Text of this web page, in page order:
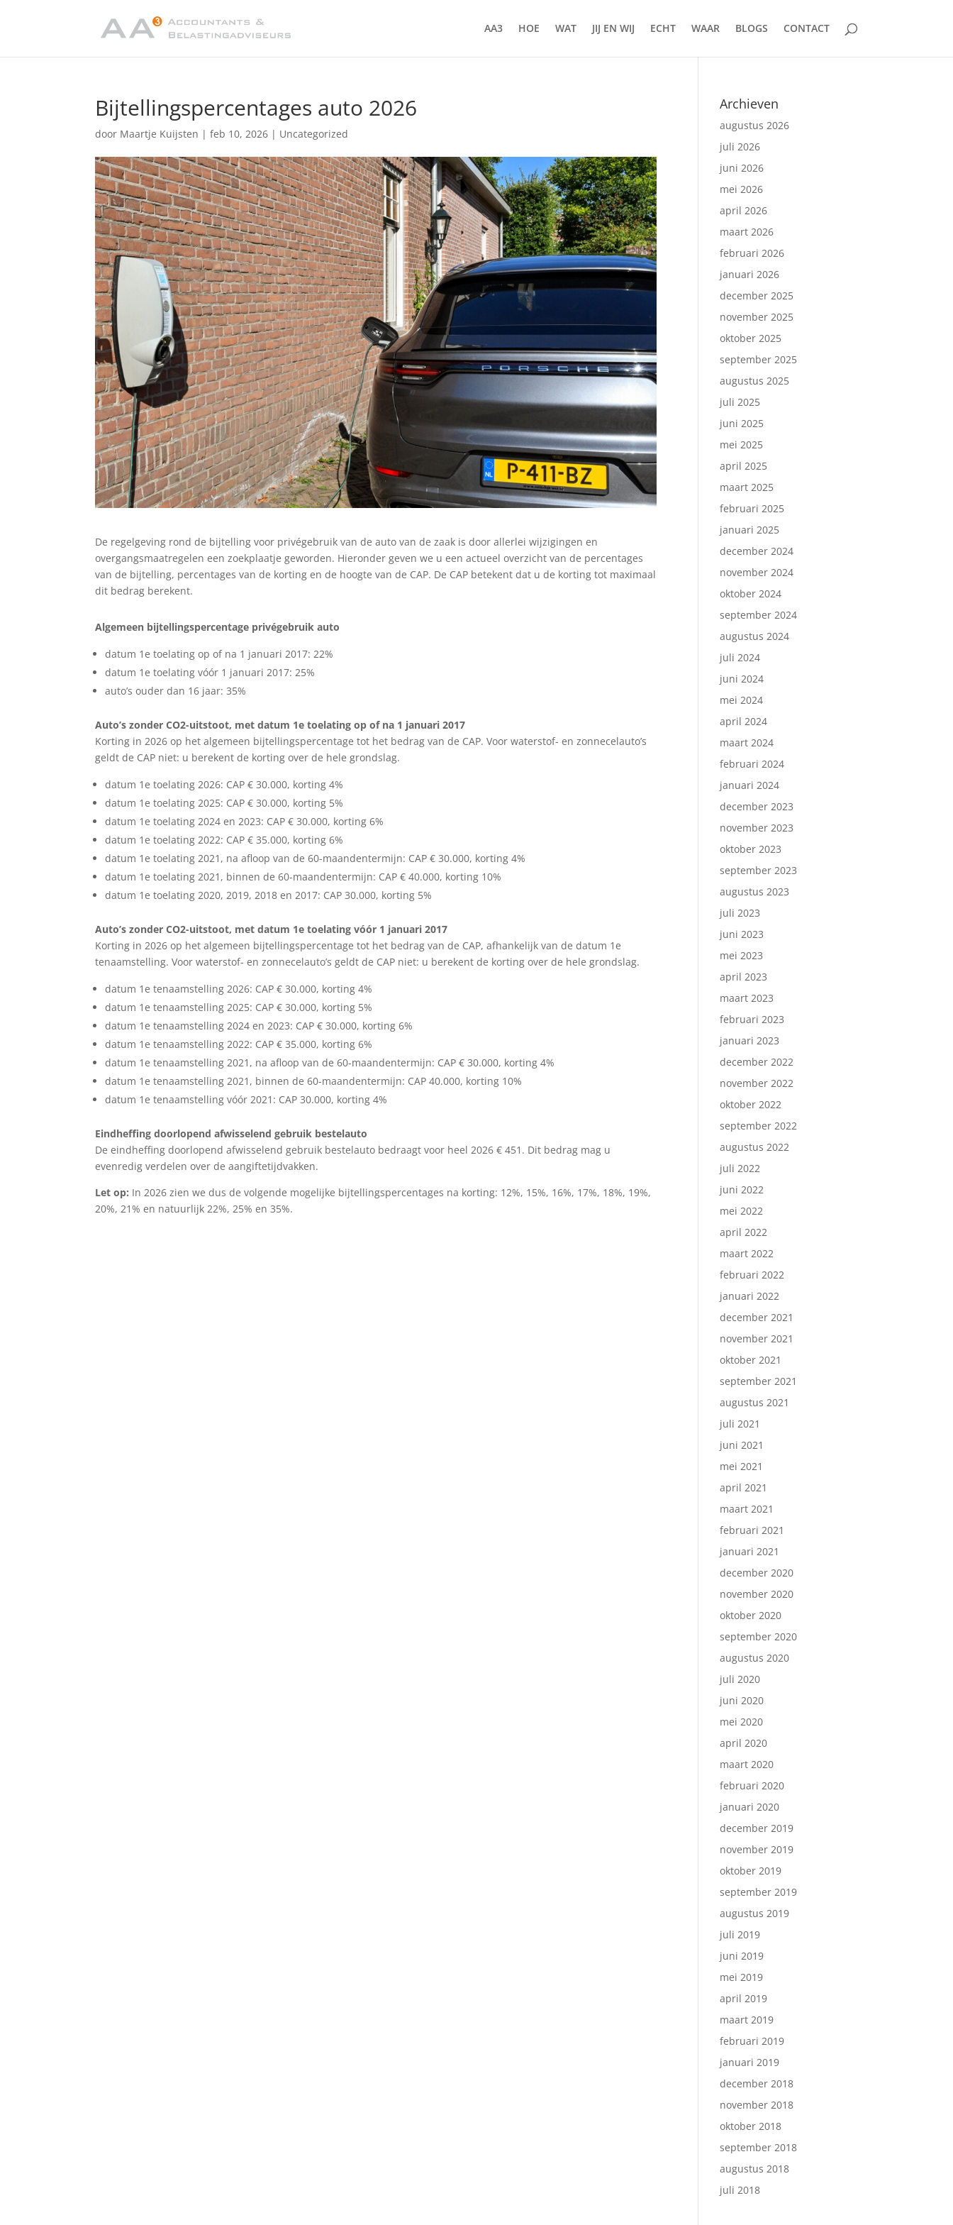
AA3 HOE WAT JIJ EN WIJ ECHT WAAR BLOGS CONTACT
Bijtellingspercentages auto 2026
door Maartje Kuijsten |feb 10, 2026 | Uncategorized
De regelgeving rond de bijtelling voor privégebruik van de auto van de zaak is door allerlei wijzigingen en
overgangsmaatregelen een zoekplaatje geworden. Hieronder geven we u een actueel overzicht van de percentages
van de bijtelling, percentages van de korting en de hoogte van de CAP. De CAP betekent dat u de korting tot maximaal
dit bedrag berekent.
Algemeen bijtellingspercentage privégebruik auto
datum 1e toelating op of na 1 januari 2017: 22%
datum 1e toelating vóór 1 januari 2017: 25%
auto’s ouder dan 16 jaar: 35%
Auto’s zonder CO2-uitstoot, met datum 1e toelating op of na 1 januari 2017
Korting in 2026 op het algemeen bijtellingspercentage tot het bedrag van de CAP. Voor waterstof- en zonnecelauto’s
geldt de CAP niet: u berekent de korting over de hele grondslag.
datum 1e toelating 2026: CAP € 30.000, korting 4%
datum 1e toelating 2025: CAP € 30.000, korting 5%
datum 1e toelating 2024 en 2023: CAP € 30.000, korting 6%
datum 1e toelating 2022: CAP € 35.000, korting 6%
datum 1e toelating 2021, na afloop van de 60-maandentermijn: CAP € 30.000, korting 4%
datum 1e toelating 2021, binnen de 60-maandentermijn: CAP € 40.000, korting 10%
datum 1e toelating 2020, 2019, 2018 en 2017: CAP 30.000, korting 5%
Auto’s zonder CO2-uitstoot, met datum 1e toelating vóór 1 januari 2017
Korting in 2026 op het algemeen bijtellingspercentage tot het bedrag van de CAP, afhankelijk van de datum 1e
tenaamstelling. Voor waterstof- en zonnecelauto’s geldt de CAP niet: u berekent de korting over de hele grondslag.
datum 1e tenaamstelling 2026: CAP € 30.000, korting 4%
datum 1e tenaamstelling 2025: CAP € 30.000, korting 5%
datum 1e tenaamstelling 2024 en 2023: CAP € 30.000, korting 6%
datum 1e tenaamstelling 2022: CAP € 35.000, korting 6%
datum 1e tenaamstelling 2021, na afloop van de 60-maandentermijn: CAP € 30.000, korting 4%
datum 1e tenaamstelling 2021, binnen de 60-maandentermijn: CAP 40.000, korting 10%
datum 1e tenaamstelling vóór 2021: CAP 30.000, korting 4%
Eindheffing doorlopend afwisselend gebruik bestelauto
De eindheffing doorlopend afwisselend gebruik bestelauto bedraagt voor heel 2026 € 451. Dit bedrag mag u
evenredig verdelen over de aangiftetijdvakken.
Let op: In 2026 zien we dus de volgende mogelijke bijtellingspercentages na korting: 12%, 15%, 16%, 17%, 18%, 19%,
20%, 21% en natuurlijk 22%, 25% en 35%.
Archieven
augustus 2026
juli 2026
juni 2026
mei 2026
april 2026
maart 2026
februari 2026
januari 2026
december 2025
november 2025
oktober 2025
september 2025
augustus 2025
juli 2025
juni 2025
mei 2025
april 2025
maart 2025
februari 2025
januari 2025
december 2024
november 2024
oktober 2024
september 2024
augustus 2024
juli 2024
juni 2024
mei 2024
april 2024
maart 2024
februari 2024
januari 2024
december 2023
november 2023
oktober 2023
september 2023
augustus 2023
juli 2023
juni 2023
mei 2023
april 2023
maart 2023
februari 2023
januari 2023
december 2022
november 2022
oktober 2022
september 2022
augustus 2022
juli 2022
juni 2022
mei 2022
april 2022
maart 2022
februari 2022
januari 2022
december 2021
november 2021
oktober 2021
september 2021
augustus 2021
juli 2021
juni 2021
mei 2021
april 2021
maart 2021
februari 2021
januari 2021
december 2020
november 2020
oktober 2020
september 2020
augustus 2020
juli 2020
juni 2020
mei 2020
april 2020
maart 2020
februari 2020
januari 2020
december 2019
november 2019
oktober 2019
september 2019
augustus 2019
juli 2019
juni 2019
mei 2019
april 2019
maart 2019
februari 2019
januari 2019
december 2018
november 2018
oktober 2018
september 2018
augustus 2018
juli 2018